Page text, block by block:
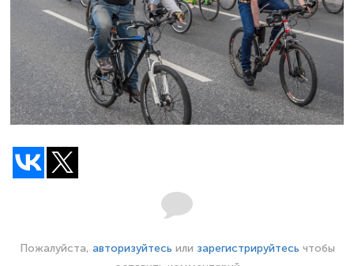
Пожалуйста, авторизуйтесь или зарегистрируйтесь чтобы